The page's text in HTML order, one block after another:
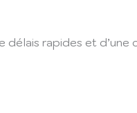
rapides et d’une